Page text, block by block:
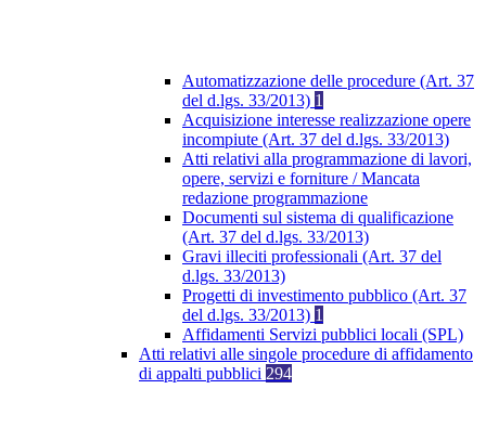
Automatizzazione delle procedure (Art. 37
del d.lgs. 33/2013) 1
Acquisizione interesse realizzazione opere
incompiute (Art. 37 del d.lgs. 33/2013)
Atti relativi alla programmazione di lavori,
opere, servizi e forniture / Mancata
redazione programmazione
Documenti sul sistema di qualificazione
(Art. 37 del d.lgs. 33/2013)
Gravi illeciti professionali (Art. 37 del
d.lgs. 33/2013)
Progetti di investimento pubblico (Art. 37
del d.lgs. 33/2013) 1
Affidamenti Servizi pubblici locali (SPL)
Atti relativi alle singole procedure di affidamento
di appalti pubblici 294